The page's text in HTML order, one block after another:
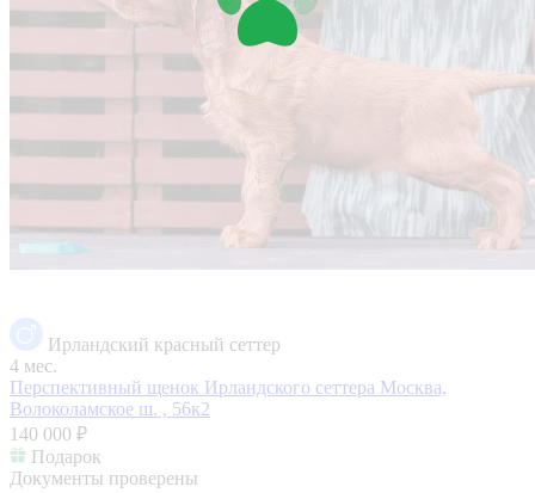
Ирландский красный сеттер
4 мес.
Перспективный щенок Ирландского сеттера Москва,
Волоколамское ш. , 56к2
140 000 ₽
Подарок
Документы проверены